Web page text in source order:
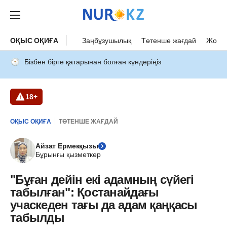
ОҚЫС ОҚИҒА Заңбұзушылық Төтенше жағдай Жол
Бізбен бірге қатарынан болған күндеріңіз
18+
ОҚЫС ОҚИҒА ТӨТЕНШЕ ЖАҒДАЙ
Айзат Ермекқызы
Бұрынғы қызметкер
"Бұған дейін екі адамның сүйегі
табылған": Қостанайдағы
учаскеден тағы да адам қаңқасы
табылды